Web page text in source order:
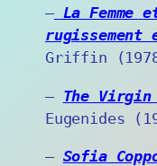
–La Femme
rugissement
Griffin
– The
Eugenides
– Sofia